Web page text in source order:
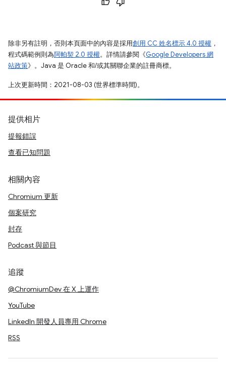
除非另有註明，否則本頁面中的內容是採用創用 CC 姓名標示 4.0 授權 ，
程式碼範例則為阿帕契 2.0 授權。詳情請參閱《Google Developers 網
站政策》。Java 是 Oracle 和/或其關聯企業的註冊商標。
上次更新時間：2021-08-03 (世界標準時間)。
提供相片
提報錯誤
查看已知問題
相關內容
Chromium 更新
個案研究
封存
Podcast 與節目
追蹤
@ChromiumDev 在 X 上運作
YouTube
LinkedIn 開發人員專用 Chrome
RSS